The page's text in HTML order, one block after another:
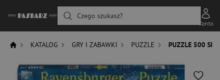
Czego szukasz?
Konto
KATALOG GRY I ZABAWKI PUZZLE PUZZLE 500